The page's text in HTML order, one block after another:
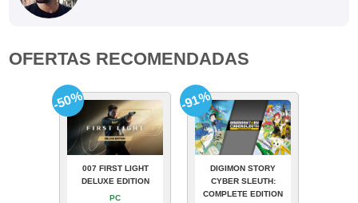
OFERTAS RECOMENDADAS
007 FIRST LIGHT
DELUXE EDITION
PC
-50%
DIGIMON STORY
CYBER SLEUTH:
COMPLETE EDITION
-91%